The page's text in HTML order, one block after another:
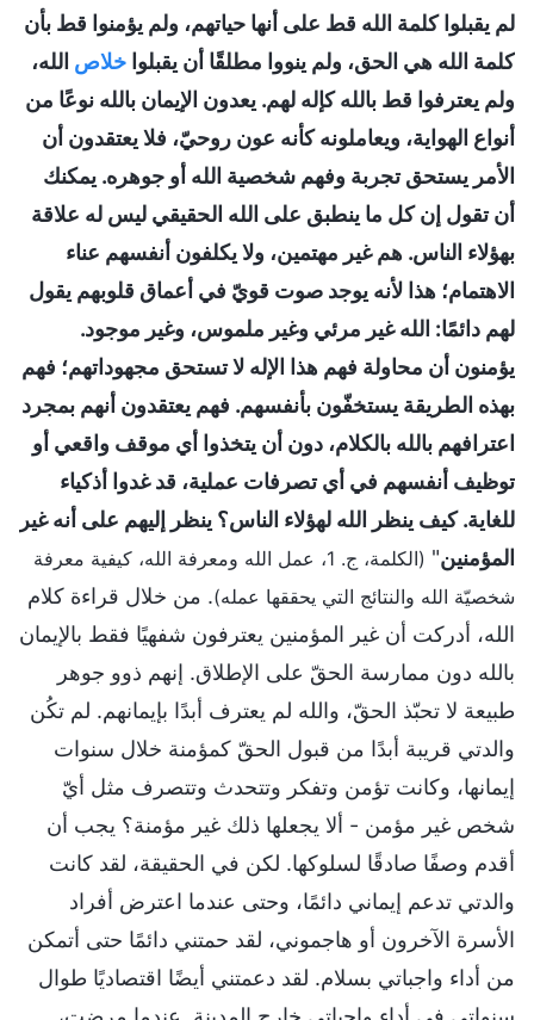
لم يقبلوا كلمة الله قط على أنها حياتهم، ولم يؤمنوا قط بأن
كلمة الله هي الحق، ولم ينووا مطلقًا أن يقبلوا خلاص الله،
ولم يعترفوا قط بالله كإله لهم. يعدون الإيمان بالله نوعًا من
أنواع الهواية، ويعاملونه كأنه عون روحيّ، فلا يعتقدون أن
الأمر يستحق تجربة وفهم شخصية الله أو جوهره. يمكنك
أن تقول إن كل ما ينطبق على الله الحقيقي ليس له علاقة
بهؤلاء الناس. هم غير مهتمين، ولا يكلفون أنفسهم عناء
الاهتمام؛ هذا لأنه يوجد صوت قويّ في أعماق قلوبهم يقول
لهم دائمًا: الله غير مرئي وغير ملموس، وغير موجود.
يؤمنون أن محاولة فهم هذا الإله لا تستحق مجهوداتهم؛ فهم
بهذه الطريقة يستخفّون بأنفسهم. فهم يعتقدون أنهم بمجرد
اعترافهم بالله بالكلام، دون أن يتخذوا أي موقف واقعي أو
توظيف أنفسهم في أي تصرفات عملية، قد غدوا أذكياء
للغاية. كيف ينظر الله لهؤلاء الناس؟ ينظر إليهم على أنه غير
المؤمنين"
(الكلمة، ج. 1، عمل الله ومعرفة الله، كيفية معرفة
شخصيّة الله والنتائج التي يحققها عمله). من خلال قراءة كلام
الله، أدركت أن غير المؤمنين يعترفون شفهيًا فقط بالإيمان
بالله دون ممارسة الحقّ على الإطلاق. إنهم ذوو جوهر
طبيعة لا تحبّذ الحقّ، والله لم يعترف أبدًا بإيمانهم. لم تكُن
والدتي قريبة أبدًا من قبول الحقّ كمؤمنة خلال سنوات
إيمانها، وكانت تؤمن وتفكر وتتحدث وتتصرف مثل أيّ
شخص غير مؤمن - ألا يجعلها ذلك غير مؤمنة؟ يجب أن
أقدم وصفًا صادقًا لسلوكها. لكن في الحقيقة، لقد كانت
والدتي تدعم إيماني دائمًا، وحتى عندما اعترض أفراد
الأسرة الآخرون أو هاجموني، لقد حمتني دائمًا حتى أتمكن
من أداء واجباتي بسلام. لقد دعمتني أيضًا اقتصاديًا طوال